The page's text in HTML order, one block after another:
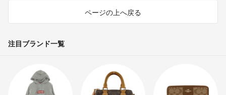
ページの上へ戻る
注目ブランド一覧